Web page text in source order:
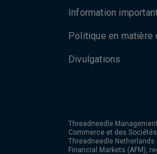
Information
Politique en
Divulgations
Threadneedle
Commerce et des
Threadneedle Netherlands
Financial Markets (AFM),